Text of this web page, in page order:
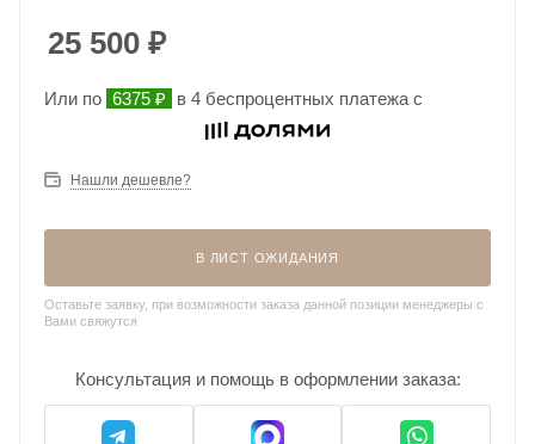
25 500 ₽
Или по 6375 ₽ в 4 беспроцентных платежа с
Нашли дешевле?
В ЛИСТ ОЖИДАНИЯ
Оставьте заявку, при возможности заказа данной позиции менеджеры с
Вами свяжутся
Консультация и помощь в оформлении заказа: